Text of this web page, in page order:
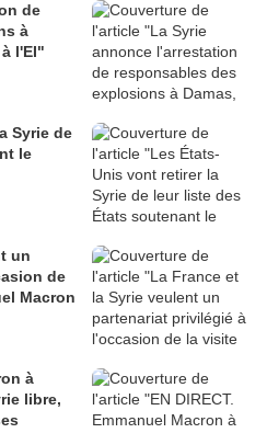
de
à
l'EI"
Syrie de
le
un
de
Macron
à
libre,